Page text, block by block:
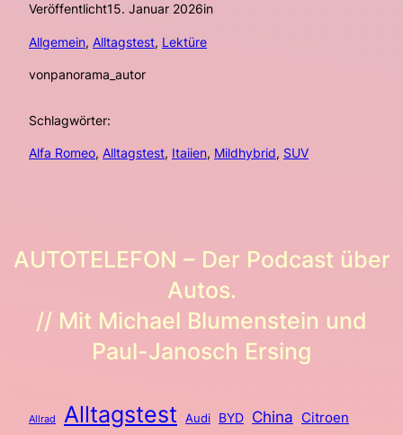
Veröffentlicht15. Januar 2026in
Allgemein, Alltagstest, Lektüre
vonpanorama_autor
Schlagwörter:
Alfa Romeo, Alltagstest, Itaiien, Mildhybrid, SUV
AUTOTELEFON – Der Podcast über
Autos.
// Mit Michael Blumenstein und
Paul-Janosch Ersing
Allrad Alltagstest Audi BYD China Citroen